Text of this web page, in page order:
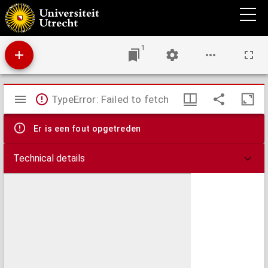
Ducatus Geldriae et comitatus Zutphaniae nova tabula in tetrarchias Noviomagi,
Arnhemii, Ruremondae et Zutphaniae distincta ...
1
Mirador
viewer
TypeError: Failed to fetch
Er is een fout opgetreden
Technical details